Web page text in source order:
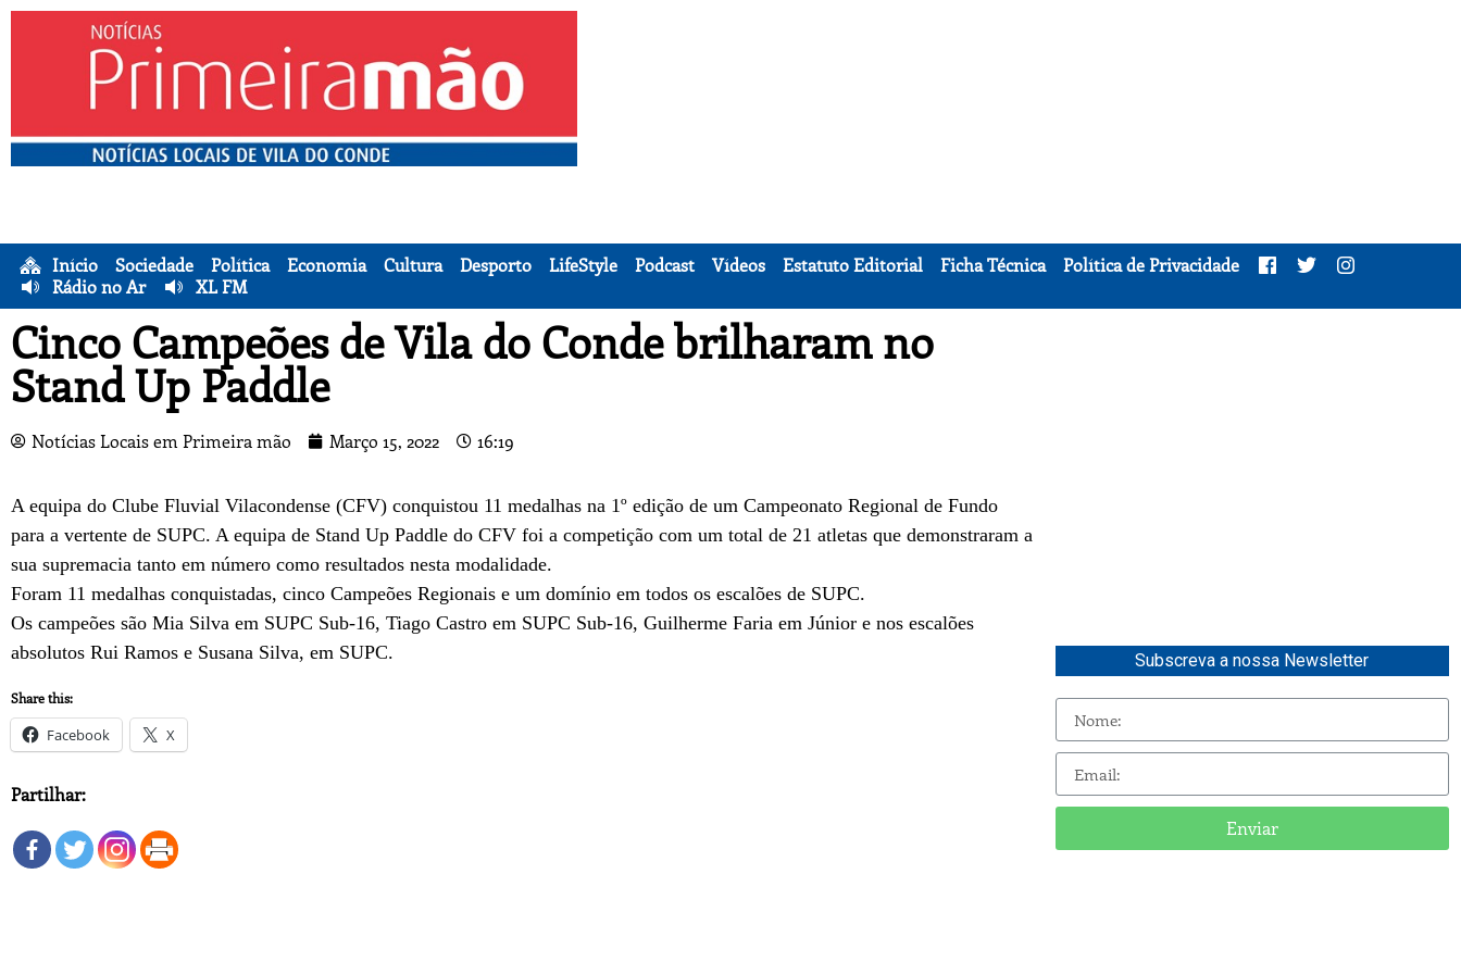
Início Sociedade Política Economia Cultura Desporto LifeStyle Podcast Vídeos Estatuto Editorial Ficha Técnica
Política de Privacidade
Rádio no Ar
XL FM
Cinco Campeões de Vila do Conde brilharam no
Stand Up Paddle
Notícias Locais em Primeira mão Março 15, 2022 16:19
A equipa do Clube Fluvial Vilacondense (CFV) conquistou 11 medalhas na 1º edição de um Campeonato Regional de Fundo
para a vertente de SUPC. A equipa de Stand Up Paddle do CFV foi a competição com um total de 21 atletas que demonstraram a
sua supremacia tanto em número como resultados nesta modalidade.
Foram 11 medalhas conquistadas, cinco Campeões Regionais e um domínio em todos os escalões de SUPC.
Os campeões são Mia Silva em SUPC Sub-16, Tiago Castro em SUPC Sub-16, Guilherme Faria em Júnior e nos escalões
absolutos Rui Ramos e Susana Silva, em SUPC.
Share this:
Facebook X
Partilhar:
Subscreva a nossa Newsletter
Enviar